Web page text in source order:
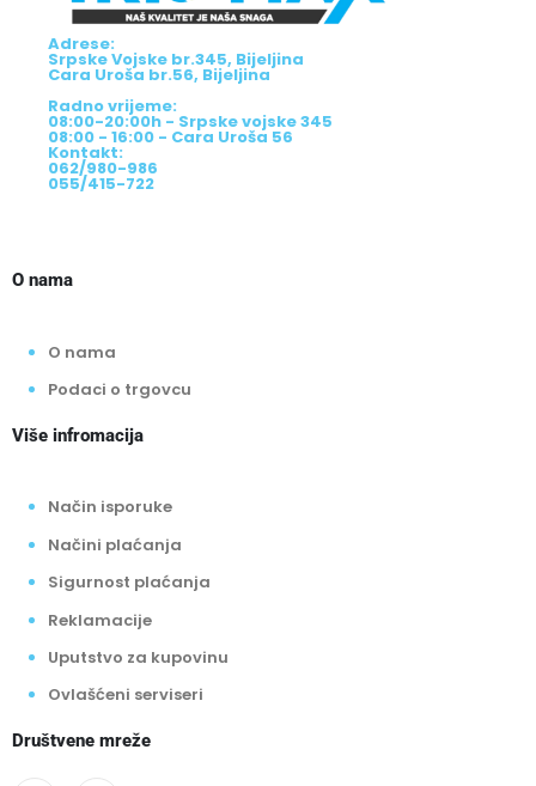
Adrese:
Srpske Vojske br.345, Bijeljina
Cara Uroša br.56, Bijeljina
Radno vrijeme:
08:00-20:00h - Srpske vojske 345
08:00 - 16:00 - Cara Uroša 56
Kontakt:
062/980-986
055/415-722
O nama
O nama
Podaci o trgovcu
Više infromacija
Način isporuke
Načini plaćanja
Sigurnost plaćanja
Reklamacije
Uputstvo za kupovinu
Ovlašćeni serviseri
Društvene mreže